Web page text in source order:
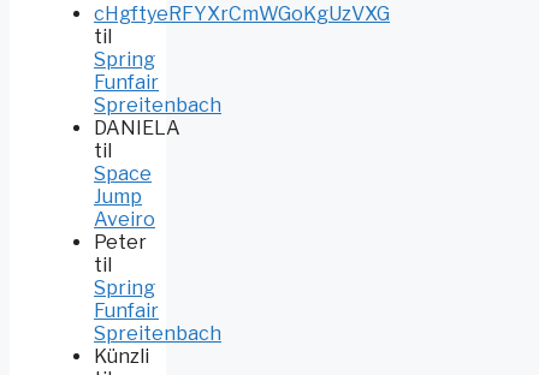
cHgftyeRFYXrCmWGoKgUzVXG
til
Spring
Funfair
Spreitenbach
DANIELA
til
Space
Jump
Aveiro
Peter
til
Spring
Funfair
Spreitenbach
Künzli